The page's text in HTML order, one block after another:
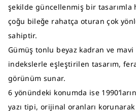
şekilde güncellenmiş bir tasarımla
çoğu bileğe rahatça oturan çok
sahiptir.
Gümüş tonlu beyaz kadran ve mavi
indekslerle eşleştirilen tasarım,
görünüm sunar.
6 yönündeki konumda ise
yazı tipi, orijinal oranları